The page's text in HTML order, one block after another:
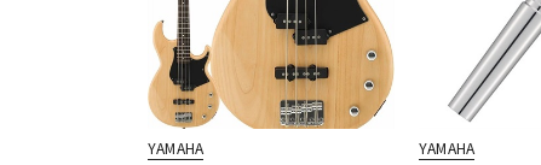
YAMAHA YAMAHA